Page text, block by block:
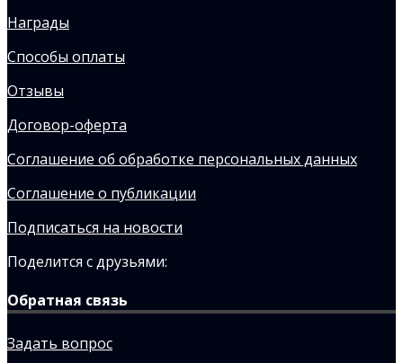
Награды
Способы оплаты
Отзывы
Договор-оферта
Соглашение об обработке персональных данных
Соглашение о публикации
Подписаться на новости
Поделится с друзьями:
Обратная связь
Задать вопрос